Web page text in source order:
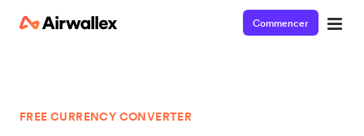
Commencer
FREE CURRENCY CONVERTER